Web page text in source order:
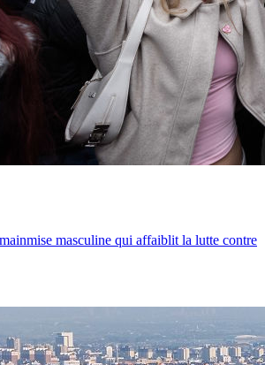
masculine qui affaiblit la lutte contre